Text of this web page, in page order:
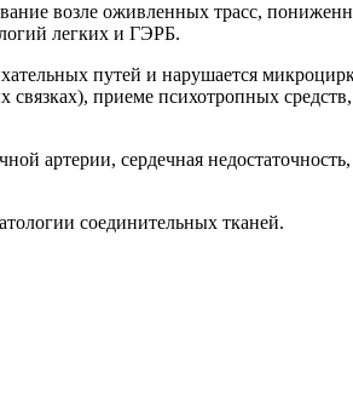
возле оживленных трасс,
легких и ГЭРБ.
путей и нарушается
приеме психотропных
артерии, сердечная
соединительных тканей.